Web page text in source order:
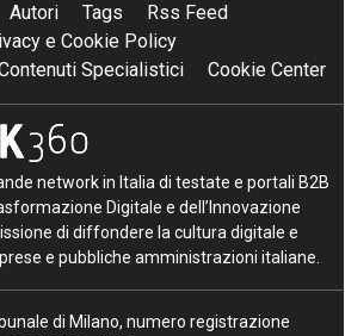
Autori Tags
Rss Feed
e Cookie Policy
Specialistici
Cookie Center
network in Italia di testate e portali B2B
Digitale e dell’Innovazione
di diffondere la cultura digitale e
e pubbliche amministrazioni italiane.
di Milano, numero registrazione